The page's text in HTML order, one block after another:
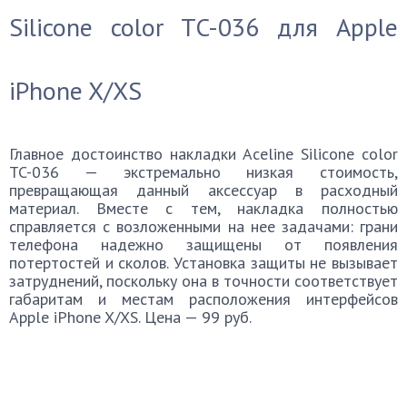
Silicone color TC-036 для Apple
iPhone X/XS
Главное достоинство накладки Aceline Silicone color
TC-036 — экстремально низкая стоимость,
превращающая данный аксессуар в расходный
материал. Вместе с тем, накладка полностью
справляется с возложенными на нее задачами: грани
телефона надежно защищены от появления
потертостей и сколов. Установка защиты не вызывает
затруднений, поскольку она в точности соответствует
габаритам и местам расположения интерфейсов
Apple iPhone X/XS. Цена — 99 руб.